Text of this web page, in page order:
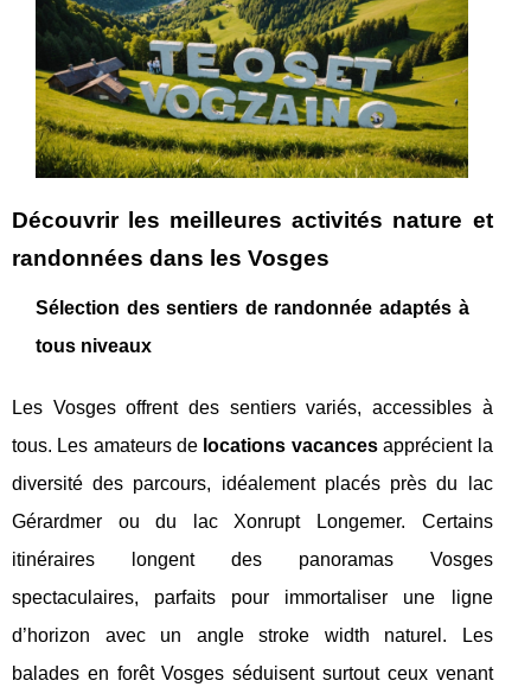
Découvrir les meilleures activités nature et
randonnées dans les Vosges
Sélection des sentiers de randonnée adaptés à
tous niveaux
Les Vosges offrent des sentiers variés, accessibles à
tous. Les amateurs de locations vacancesapprécient la
diversité des parcours, idéalement placés près du lac
Gérardmer ou du lac Xonrupt Longemer. Certains
itinéraires longent des panoramas Vosges
spectaculaires, parfaits pour immortaliser une ligne
d’horizon avec un angle stroke width naturel. Les
balades en forêt Vosges séduisent surtout ceux venant